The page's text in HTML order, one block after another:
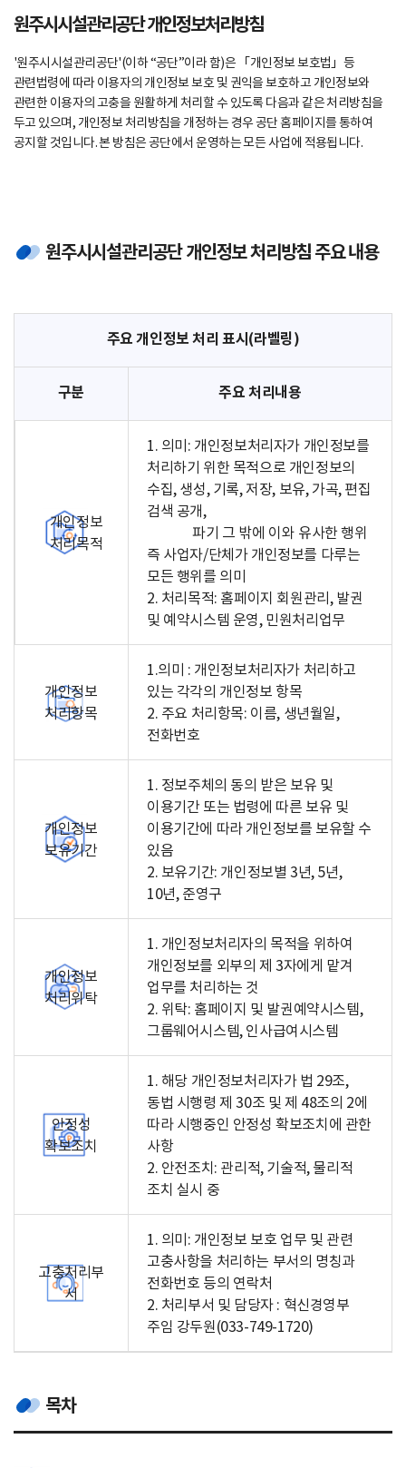
원주시시설관리공단 개인정보처리방침
'원주시시설관리공단'(이하 “공단”이라 함)은 「개인정보 보호법」등
관련법령에 따라 이용자의 개인정보 보호 및 권익을 보호하고 개인정보와
관련한 이용자의 고충을 원활하게 처리할 수 있도록 다음과 같은 처리방침을
두고 있으며, 개인정보 처리방침을 개정하는 경우 공단 홈페이지를 통하여
공지할 것입니다. 본 방침은 공단에서 운영하는 모든 사업에 적용됩니다.
원주시시설관리공단 개인정보 처리방침 주요 내용
주요 개인정보 처리 표시(라벨링)
구분 주요 처리내용
개인정보
처리목적
1. 의미: 개인정보처리자가 개인정보를
처리하기 위한 목적으로 개인정보의
수집, 생성, 기록, 저장, 보유, 가곡, 편집
검색 공개,
파기 그 밖에 이와 유사한 행위
즉 사업자/단체가 개인정보를 다루는
모든 행위를 의미
2. 처리목적: 홈페이지 회원관리, 발권
및 예약시스템 운영, 민원처리업무
개인정보
처리항목
1.의미 : 개인정보처리자가 처리하고
있는 각각의 개인정보 항목
2. 주요 처리항목: 이름, 생년월일,
전화번호
개인정보
보유기간
1. 정보주체의 동의 받은 보유 및
이용기간 또는 법령에 따른 보유 및
이용기간에 따라 개인정보를 보유할 수
있음
2. 보유기간: 개인정보별 3년, 5년,
10년, 준영구
개인정보
처리위탁
1. 개인정보처리자의 목적을 위하여
개인정보를 외부의 제 3자에게 맡겨
업무를 처리하는 것
2. 위탁: 홈페이지 및 발권예약시스템,
그룹웨어시스템, 인사급여시스템
안정성
확보조치
1. 해당 개인정보처리자가 법 29조,
동법 시행령 제 30조 및 제 48조의 2에
따라 시행중인 안정성 확보조치에 관한
사항
2. 안전조치: 관리적, 기술적, 물리적
조치 실시 중
고충처리부
서
1. 의미: 개인정보 보호 업무 및 관련
고충사항을 처리하는 부서의 명칭과
전화번호 등의 연락처
2. 처리부서 및 담당자 : 혁신경영부
주임 강두원(033-749-1720)
목차